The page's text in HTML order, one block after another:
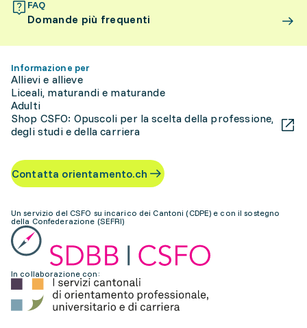
FAQ
Domande più frequenti
Informazione per
Allievi e allieve
Liceali, maturandi e maturande
Adulti
Shop CSFO: Opuscoli per la scelta della professione,
degli studi e della carriera
Contatta orientamento.ch
Un servizio del CSFO su incarico dei Cantoni (CDPE) e con il sostegno
della Confederazione (SEFRI)
In collaborazione con: